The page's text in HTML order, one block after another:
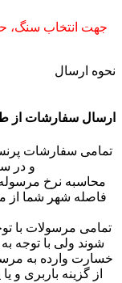
جهت انتخاب سنگ،
نحوه ارسال
ارسال سفارشات از
تمامی سفارشات
و در
محاسبه نرخ
فاصله شهر شما از
تمامی مرسولات با
شوند ولی با توجه
خسارت وارده به
از گزینه باربری و